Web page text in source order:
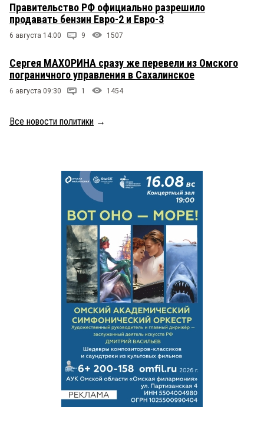
Правительство РФ официально разрешило
продавать бензин Евро-2 и Евро-3
6 августа 14:00 9 1507
Сергея МАХОРИНА сразу же перевели из Омского
пограничного управления в Сахалинское
6 августа 09:30 1 1454
Все новости политики →